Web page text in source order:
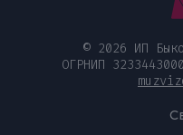
© 2026 ИП
ОГРНИП